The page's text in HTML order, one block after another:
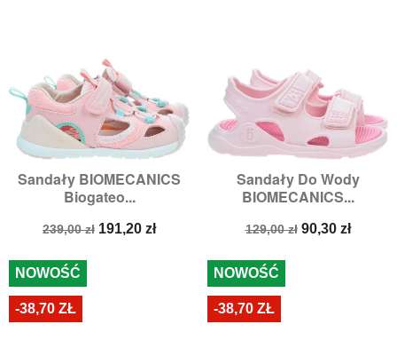
Sandały BIOMECANICS
Biogateo...
Cena
239,00 zł Cena
191,20 zł
Sandały Do Wody
BIOMECANICS...
Cena
129,00 zł Cena
90,30 zł
NOWOŚĆ
-38,70 ZŁ
NOWOŚĆ
-38,70 ZŁ